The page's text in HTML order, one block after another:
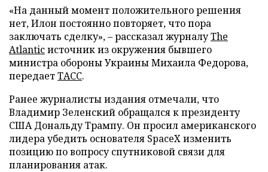
«На данный момент положительного решения
нет, Илон постоянно повторяет, что пора
заключать сделку», – рассказал журналуThe
Atlanticисточник из окружения бывшего
министра обороны Украины Михаила Федорова,
передаетТАСС.
Ранее журналисты издания отмечали, что
Владимир Зеленский обращался к президенту
США Дональду Трампу. Он просил американского
лидера убедить основателя SpaceX изменить
позицию по вопросу спутниковой связи для
планирования атак.